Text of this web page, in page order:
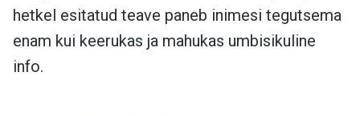
hetkel esitatud teave paneb inimesi tegutsema
enam kui keerukas ja mahukas umbisikuline
info.